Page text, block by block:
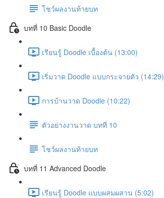
โชว์ผลงานท้ายบท
บทที่ 10 Basic Doodle
เรียนรู้ Doodle เบื้องต้น (13:00)
เริ่มวาด Doodle แบบกระจายตัว (14:29)
การบ้านวาด Doodle (10:22)
ตัวอย่างงานวาด บทที่ 10
โชว์ผลงานท้ายบท
บทที่ 11 Advanced Doodle
เรียนรู้ Doodle แบบผสมผสาน (5:02)